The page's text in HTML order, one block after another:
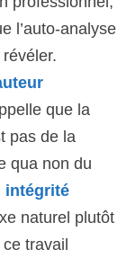
l’auto-analyse
que la
pas de la
qua non du
intégrité
naturel plutôt
travail